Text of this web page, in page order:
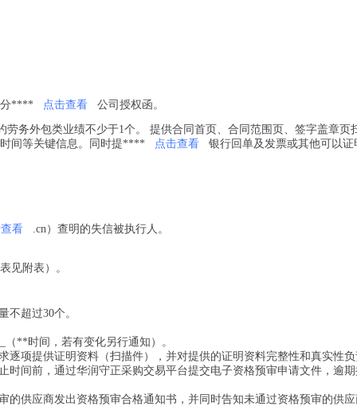
分**** 点击查看 公司授权函。
劳务外包类业绩不少于1个。 提供合同首页、合同范围页、签字盖章页
间等关键信息。同时提****
点击查看 银行回单及发票或其他可以证
看 .cn）查明的失信被执行人。
见附表）。
不超过30个。
（**时间，若有变化另行通知）。
逐项提供证明资料（扫描件），并对提供的证明资料完整性和真实性
时间前，通过华润守正采购交易平台提交电子资格预审申请文件，逾
的供应商发出资格预审合格通知书，并同时告知未通过资格预审的供